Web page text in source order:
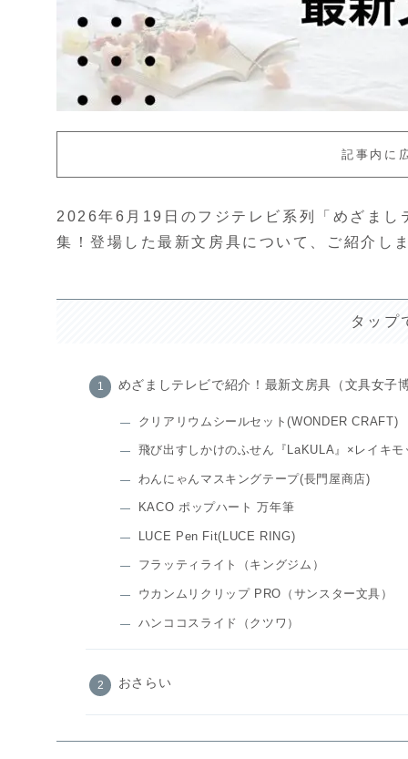
記事内に
2026年6月19日のフジテレビ系列「めざまし
集！登場した最新文房具について、ご紹介し
タップ
めざましテレビで紹介！最新文房具（文具女子
クリアリウムシールセット(WONDER CRAFT)
飛び出すしかけのふせん『LaKULA』×レイキ
わんにゃんマスキングテープ(長門屋商店)
KACO ポップハート 万年筆
LUCE Pen Fit(LUCE RING)
フラッティライト（キングジム）
ウカンムリクリップ PRO（サンスター文具）
ハンココスライド（クツワ）
おさらい